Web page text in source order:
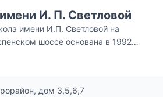
И. П. Светловой
имени И.П. Светловой на
шоссе основана в 1992
дом 3,5,6,7